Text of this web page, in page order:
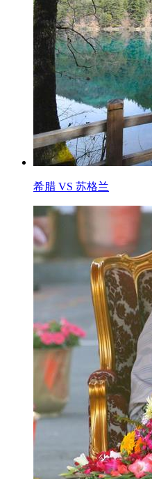
希腊 VS 苏格兰